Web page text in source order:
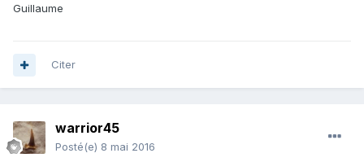
Guillaume
Citer
warrior45
Posté(e) 8 mai 2016